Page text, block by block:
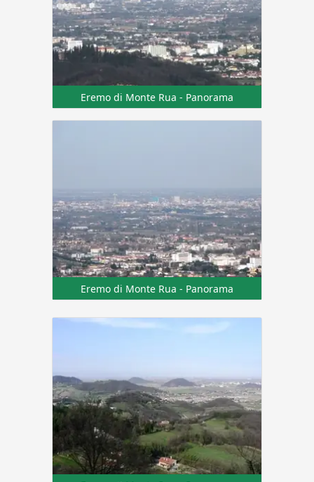
Eremo di Monte Rua - Panorama
Eremo di Monte Rua - Panorama